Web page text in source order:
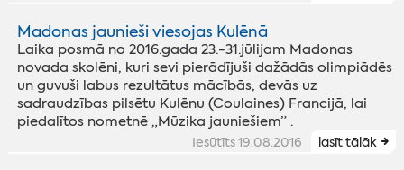
Madonas jaunieši viesojas Kulēnā
Laika posmā no 2016.gada 23.-31.jūlijam Madonas
novada skolēni, kuri sevi pierādījuši dažādās olimpiādēs
un guvuši labus rezultātus mācībās, devās uz
sadraudzības pilsētu Kulēnu (Coulaines) Francijā, lai
piedalītos nometnē „Mūzika jauniešiem” .
Iesūtīts 19.08.2016 lasīt tālāk